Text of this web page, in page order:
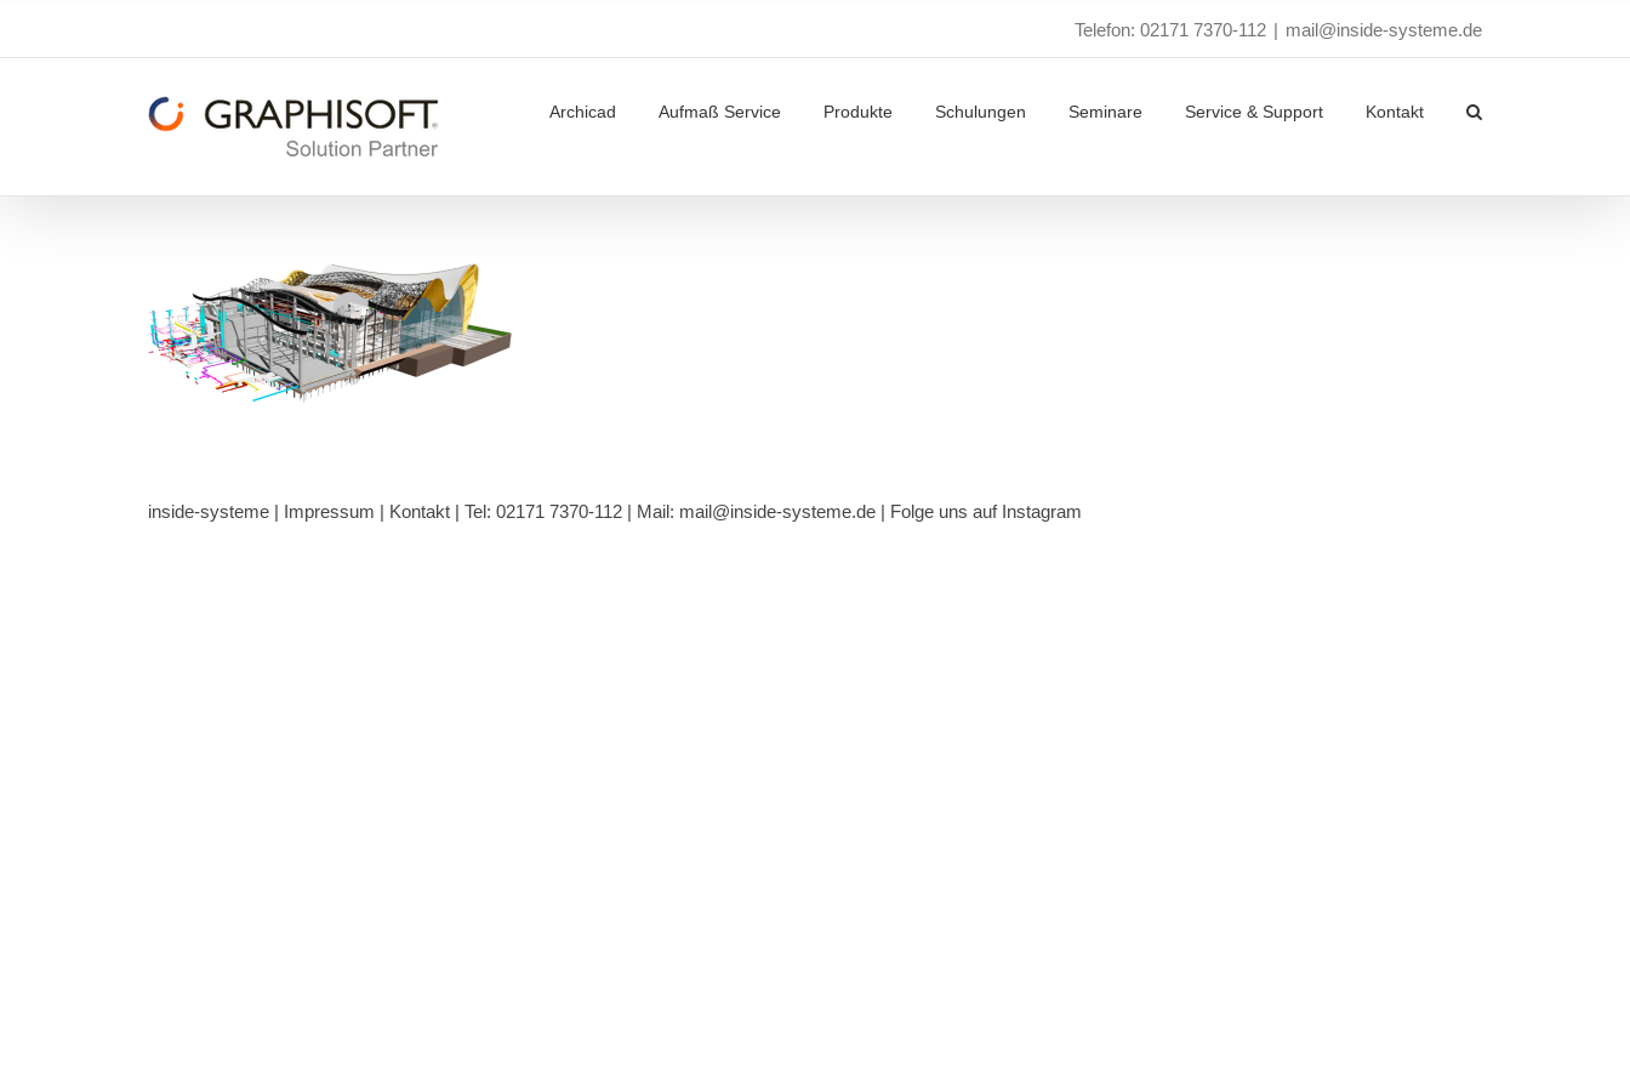
Telefon: 02171 7370-112 | mail@inside-systeme.de
Archicad Aufmaß Service Produkte Schulungen Seminare Service & Support Kontakt
inside-systeme | Impressum | Kontakt | Tel: 02171 7370-112 | Mail: mail@inside-systeme.de | Folge uns auf Instagram